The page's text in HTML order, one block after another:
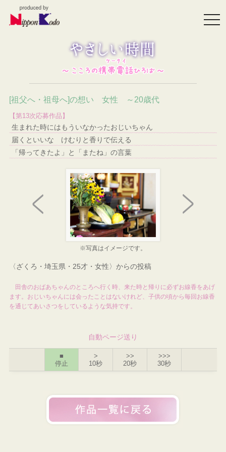
[祖父へ・祖母へ]の想い 女性 ～20歳代
【第13次応募作品】
生まれた時にはもういなかったおじいちゃん
届くといいな けむりと香りで伝える
「帰ってきたよ」と「またね」の言葉
※写真はイメージです。
〈ざくろ・埼玉県・25才・女性〉からの投稿
田舎のおばあちゃんのところへ行く時、来た時と帰りに必ずお線香をあげ
ます。おじいちゃんには会ったことはないけれど、子供の頃から毎回お線香
を通じてあいさつをしているような気持です。
自動ページ送り
■
停止
>
10秒
>>
20秒
>>>
30秒